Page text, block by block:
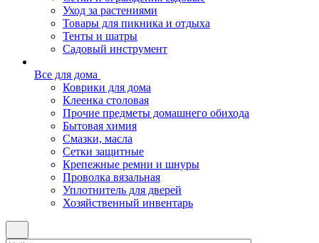
Уход за растениями
Товары для пикника и отдыха
Тенты и шатры
Садовый инструмент
Все для дома
Коврики для дома
Клеенка столовая
Прочие предметы домашнего обихода
Бытовая химия
Смазки, масла
Сетки защитные
Крепежные ремни и шнуры
Проволка вязальная
Уплотнитель для дверей
Хозяйственный инвентарь